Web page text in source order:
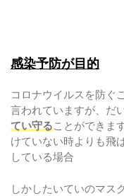
感染予防が目的
コロナウイルスを防ぐ
言われていますが、だ
てい守ることができま
けていない時よりも飛
している場合
しかしたいていのマス